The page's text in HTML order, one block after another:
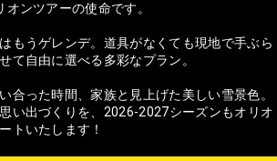
ンツアーの使命です。
もうゲレンデ。道具がなくても現地で手ぶら
て自由に選べる多彩なプラン。
合った時間、家族と見上げた美しい雪景色。
い出づくりを、2026-2027シーズンもオリオ
トいたします！